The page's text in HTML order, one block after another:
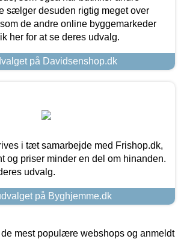
sælger desuden rigtig meget over
de andre online byggemarkeder
her for at se deres udvalg.
på Davidsenshop.dk
i tæt samarbejde med Frishop.dk,
og priser minder en del om hinanden.
udvalg.
på Byghjemme.dk
mest populære webshops og anmeldt